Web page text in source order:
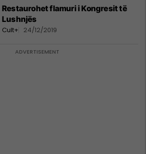
Restaurohet flamuri i Kongresit të
Lushnjës
Cult+ 24/12/2019